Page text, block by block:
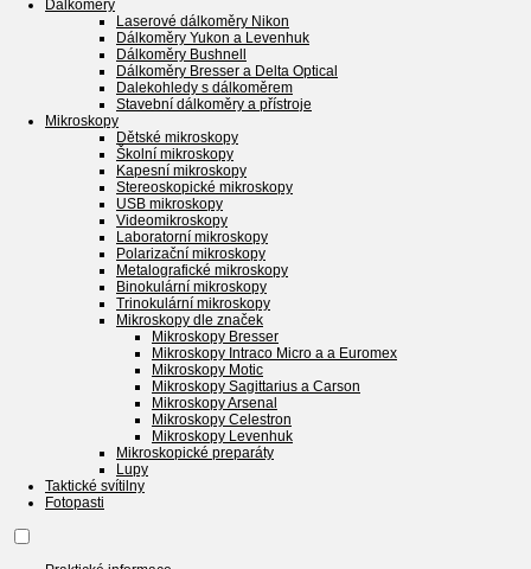
Dálkoměry
Laserové dálkoměry Nikon
Dálkoměry Yukon a Levenhuk
Dálkoměry Bushnell
Dálkoměry Bresser a Delta Optical
Dalekohledy s dálkoměrem
Stavební dálkoměry a přístroje
Mikroskopy
Dětské mikroskopy
Školní mikroskopy
Kapesní mikroskopy
Stereoskopické mikroskopy
USB mikroskopy
Videomikroskopy
Laboratorní mikroskopy
Polarizační mikroskopy
Metalografické mikroskopy
Binokulární mikroskopy
Trinokulární mikroskopy
Mikroskopy dle značek
Mikroskopy Bresser
Mikroskopy Intraco Micro a a Euromex
Mikroskopy Motic
Mikroskopy Sagittarius a Carson
Mikroskopy Arsenal
Mikroskopy Celestron
Mikroskopy Levenhuk
Mikroskopické preparáty
Lupy
Taktické svítilny
Fotopasti